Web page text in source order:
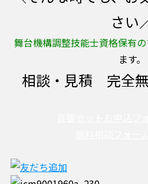
さい
舞台機構調整技能士資格保有の
ます。
相談・見積 完全